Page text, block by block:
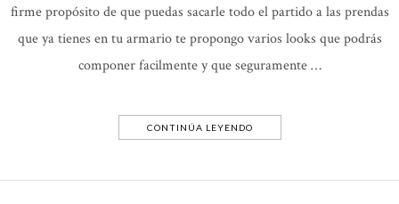
firme propósito de que puedas sacarle todo el partido a las prendas
que ya tienes en tu armario te propongo varios looks que podrás
componer facilmente y que seguramente …
CONTINÚA LEYENDO